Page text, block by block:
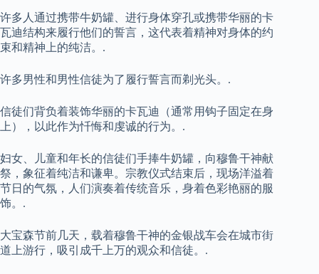
许多人通过携带牛奶罐、进行身体穿孔或携带华丽的卡
瓦迪结构来履行他们的誓言，这代表着精神对身体的约
束和精神上的纯洁。.
许多男性和男性信徒为了履行誓言而剃光头。.
信徒们背负着装饰华丽的卡瓦迪（通常用钩子固定在身
上），以此作为忏悔和虔诚的行为。.
妇女、儿童和年长的信徒们手捧牛奶罐，向穆鲁干神献
祭，象征着纯洁和谦卑。宗教仪式结束后，现场洋溢着
节日的气氛，人们演奏着传统音乐，身着色彩艳丽的服
饰。.
大宝森节前几天，载着穆鲁干神的金银战车会在城市街
道上游行，吸引成千上万的观众和信徒。.